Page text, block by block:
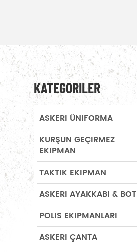
KATEGORILER
ASKERI ÜNIFORMA
KURŞUN GEÇIRMEZ
EKIPMAN
TAKTIK EKIPMAN
ASKERI AYAKKABI & BOT
POLIS EKIPMANLARI
ASKERI ÇANTA